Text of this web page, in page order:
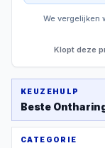
We vergelijken
Klopt deze
KEUZEHULP
Beste
CATEGORIE